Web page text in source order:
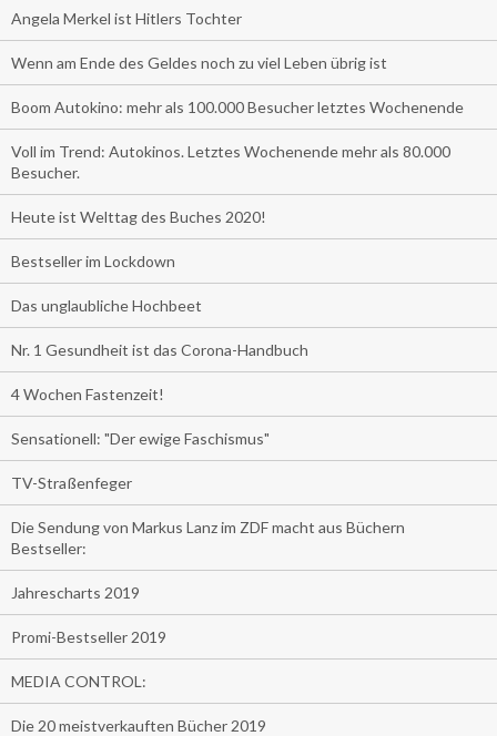
Angela Merkel ist Hitlers Tochter
Wenn am Ende des Geldes noch zu viel Leben übrig ist
Boom Autokino: mehr als 100.000 Besucher letztes Wochenende
Voll im Trend: Autokinos. Letztes Wochenende mehr als 80.000
Besucher.
Heute ist Welttag des Buches 2020!
Bestseller im Lockdown
Das unglaubliche Hochbeet
Nr. 1 Gesundheit ist das Corona-Handbuch
4 Wochen Fastenzeit!
Sensationell: "Der ewige Faschismus"
TV-Straßenfeger
Die Sendung von Markus Lanz im ZDF macht aus Büchern
Bestseller:
Jahrescharts 2019
Promi-Bestseller 2019
MEDIA CONTROL:
Die 20 meistverkauften Bücher 2019